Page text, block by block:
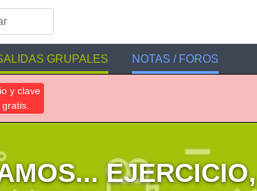
GRUPALES NOTAS / FOROS
y clave
EJERCICIO,